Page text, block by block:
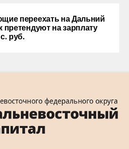
переехать на Дальний
претендуют на зарплату
руб.